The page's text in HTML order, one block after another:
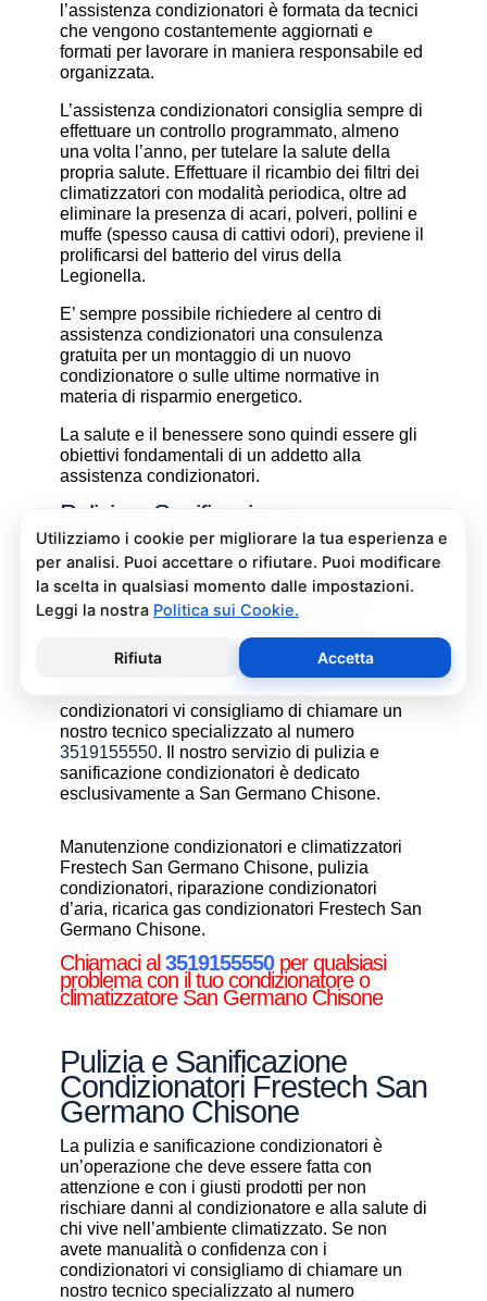
l’assistenza condizionatori è formata da tecnici
che vengono costantemente aggiornati e
formati per lavorare in maniera responsabile ed
organizzata.
L’assistenza condizionatori consiglia sempre di
effettuare un controllo programmato, almeno
una volta l’anno, per tutelare la salute della
propria salute. Effettuare il ricambio dei filtri dei
climatizzatori con modalità periodica, oltre ad
eliminare la presenza di acari, polveri, pollini e
muffe (spesso causa di cattivi odori), previene il
prolificarsi del batterio del virus della
Legionella.
E’ sempre possibile richiedere al centro di
assistenza condizionatori una consulenza
gratuita per un montaggio di un nuovo
condizionatore o sulle ultime normative in
materia di risparmio energetico.
La salute e il benessere sono quindi essere gli
obiettivi fondamentali di un addetto alla
assistenza condizionatori.
Pulizia e Sanificazione
Condizionatori Frestech San
Germano Chisone
La pulizia e sanificazione condizionatori è
un’operazione che deve essere fatta con
rischiare danni al condizionatore e alla salute di
chi vive nell’ambiente climatizzato. Se non
avete manualità o confidenza con i
condizionatori vi consigliamo di chiamare un
nostro tecnico specializzato al numero
3519155550. Il nostro servizio di pulizia e
sanificazione condizionatori è dedicato
esclusivamente a San Germano Chisone.
Manutenzione condizionatori e climatizzatori
Frestech San Germano Chisone, pulizia
condizionatori, riparazione condizionatori
d’aria, ricarica gas condizionatori Frestech San
Germano Chisone.
Chiamaci al 3519155550per qualsiasi
problema con il tuo condizionatore o
climatizzatore San Germano Chisone
Pulizia e Sanificazione
Condizionatori Frestech San
Germano Chisone
La pulizia e sanificazione condizionatori è
un’operazione che deve essere fatta con
attenzione e con i giusti prodotti per non
rischiare danni al condizionatore e alla salute di
chi vive nell’ambiente climatizzato. Se non
avete manualità o confidenza con i
condizionatori vi consigliamo di chiamare un
nostro tecnico specializzato al numero